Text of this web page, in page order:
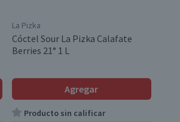
La Pizka
Cóctel Sour La Pizka Calafate
Berries 21° 1 L
Agregar
Producto sin calificar